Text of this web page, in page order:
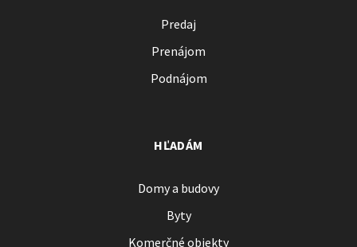
Predaj
Prenájom
Podnájom
HĽADÁM
Domy a budovy
Byty
Komerčné objekty